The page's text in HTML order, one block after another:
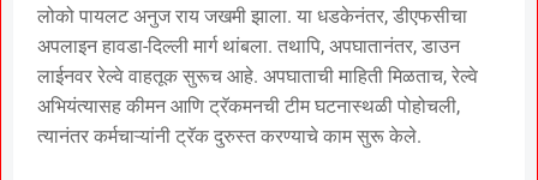
लोको पायलट अनुज राय जखमी झाला. या धडकेनंतर, डीएफसीचा
अपलाइन हावडा-दिल्ली मार्ग थांबला. तथापि, अपघातानंतर, डाउन
लाईनवर रेल्वे वाहतूक सुरूच आहे. अपघाताची माहिती मिळताच, रेल्वे
अभियंत्यासह कीमन आणि ट्रॅकमनची टीम घटनास्थळी पोहोचली,
त्यानंतर कर्मचाऱ्यांनी ट्रॅक दुरुस्त करण्याचे काम सुरू केले.